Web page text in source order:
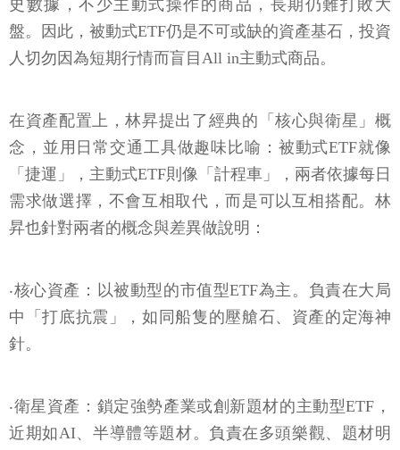
史數據，不少主動式操作的商品，長期仍難打敗大
盤。因此，被動式ETF仍是不可或缺的資產基石，投資
人切勿因為短期行情而盲目All in主動式商品。
在資產配置上，林昇提出了經典的「核心與衛星」概
念，並用日常交通工具做趣味比喻：被動式ETF就像
「捷運」，主動式ETF則像「計程車」，兩者依據每日
需求做選擇，不會互相取代，而是可以互相搭配。林
昇也針對兩者的概念與差異做說明：
‧核心資產：以被動型的市值型ETF為主。負責在大局
中「打底抗震」，如同船隻的壓艙石、資產的定海神
針。
‧衛星資產：鎖定強勢產業或創新題材的主動型ETF，
近期如AI、半導體等題材。負責在多頭樂觀、題材明